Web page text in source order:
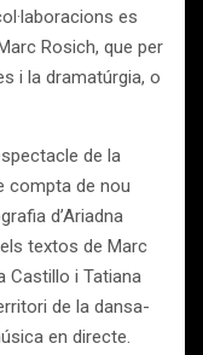
es
Rosich, que per
i la dramatúrgia, o
de la
compta de nou
d’Ariadna
textos de Marc
Castillo i Tatiana
de la dansa-
en directe.